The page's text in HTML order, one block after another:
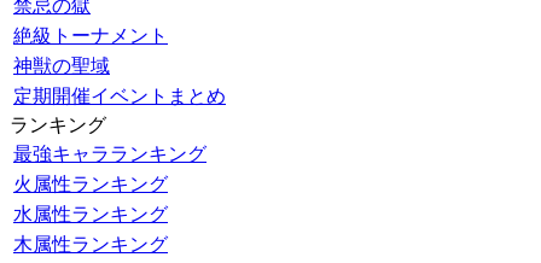
禁忌の獄
絶級トーナメント
神獣の聖域
定期開催イベントまとめ
ランキング
最強キャラランキング
火属性ランキング
水属性ランキング
木属性ランキング